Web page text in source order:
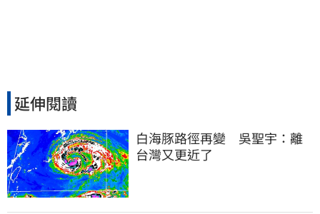
延伸閱讀
白海豚路徑再變　吳聖宇：離
台灣又更近了